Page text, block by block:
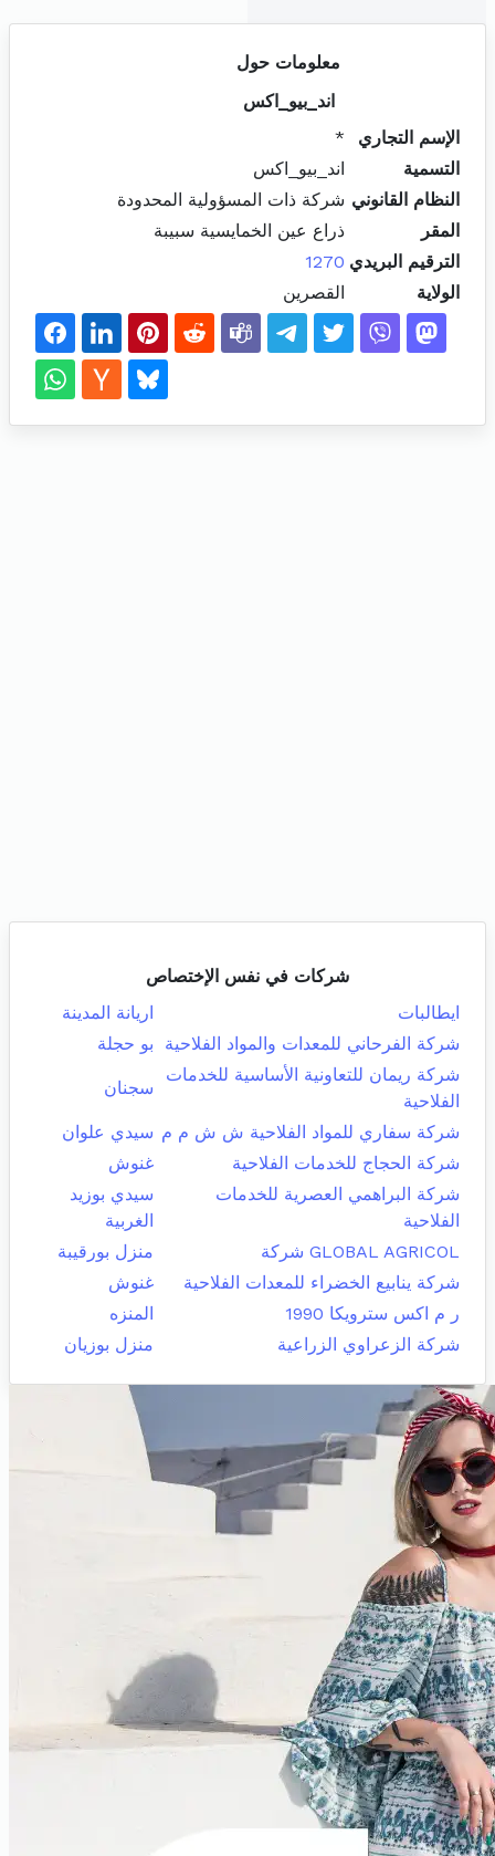
معلومات حول
اند_بيو_اكس
الإسم التجاري
*
التسمية
اند_بيو_اكس
النظام القانوني شركة ذات المسؤولية المحدودة
المقر
ذراع عين الخمايسية سبيبة
الترقيم البريدي 1270
الولاية
القصرين
شركات في نفس الإختصاص
ايطالبات
اريانة المدينة
شركة الفرحاني للمعدات والمواد الفلاحية
بو حجلة
شركة ريمان للتعاونية الأساسية للخدمات
الفلاحية
سجنان
شركة سفاري للمواد الفلاحية ش ش م م سيدي علوان
شركة الحجاج للخدمات الفلاحية
غنوش
شركة البراهمي العصرية للخدمات
الفلاحية
سيدي بوزيد
الغربية
GLOBAL AGRICOL شركة
منزل بورقيبة
شركة ينابيع الخضراء للمعدات الفلاحية
غنوش
ر م اكس سترويكا 1990
المنزه
شركة الزعراوي الزراعية
منزل بوزيان